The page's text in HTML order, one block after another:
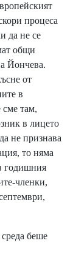
процеса
да не се
общи
Йончева.
от
в
сме там,
в лицето
не признава
то няма
годишния
членки,
беше